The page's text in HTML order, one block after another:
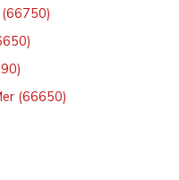
(66650)